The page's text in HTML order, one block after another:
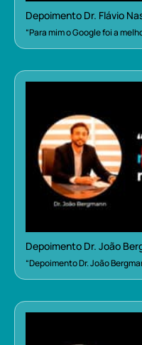
Depoimento Dr. Flávio
“Para mim o Google foi a
Depoimento Dr. João
“Depoimento Dr. João